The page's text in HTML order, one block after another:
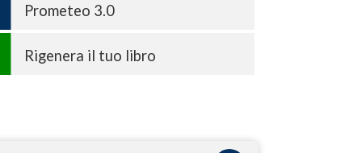
Prometeo 3.0
Rigenera il tuo libro